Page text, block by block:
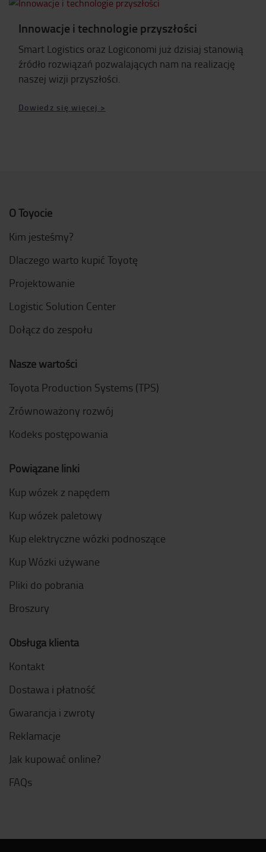
Innowacje i technologie przyszłości
Smart Logistics oraz Logiconomi już dzisiaj stanowią
źródło rozwiązań pozwalających nam na realizację
naszej wizji przyszłości.
Dowiedz się więcej >
O Toyocie
Kim jesteśmy?
Dlaczego warto kupić Toyotę
Projektowanie
Logistic Solution Center
Dołącz do zespołu
Nasze wartości
Toyota Production Systems (TPS)
Zrównoważony rozwój
Kodeks postępowania
Powiązane linki
Kup wózek z napędem
Kup wózek paletowy
Kup elektryczne wózki podnoszące
Kup Wózki używane
Pliki do pobrania
Broszury
Obsługa klienta
Kontakt
Dostawa i płatność
Gwarancja i zwroty
Reklamacje
Jak kupować online?
FAQs